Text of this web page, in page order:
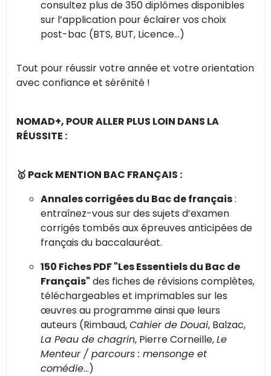
consultez plus de 350 diplômes disponibles
sur l’application pour éclairer vos choix
post-bac (BTS, BUT, Licence...)
Tout pour réussir votre année et votre orientation
avec confiance et sérénité !
NOMAD+, POUR ALLER PLUS LOIN DANS LA
RÉUSSITE :
🥇 Pack MENTION BAC FRANÇAIS :
Annales corrigées du Bac de français:
entraînez-vous sur des sujets d’examen
corrigés tombés aux épreuves anticipées de
français du baccalauréat.
150 Fiches PDF "Les Essentiels du Bac de
Français" des fiches de révisions complètes,
téléchargeables et imprimables sur les
œuvres au programme ainsi que leurs
auteurs (Rimbaud,Cahier de Douai, Balzac,
La Peau de chagrin, Pierre Corneille,Le
Menteur / parcours : mensonge et
comédie…)